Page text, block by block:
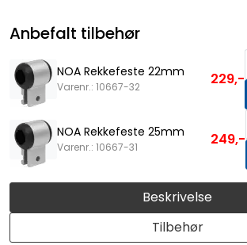
Beskrivelse
Tilbehør
Anbefalt tilbehør
NOA Rekkefeste 22mm
Varenr.: 10667-32 229,-
NOA Rekkefeste 25mm
Varenr.: 10667-31 249,-